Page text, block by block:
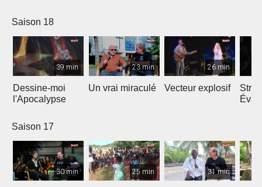
Saison 18
39 min
Dessine-moi
l'Apocalypse
23 min
Un vrai miraculé
26 min
Vecteur explosif
Saison 17
30 min 25 min 31 min